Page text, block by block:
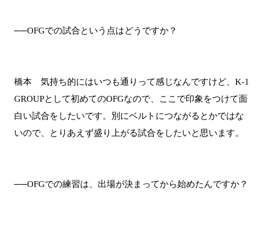
──OFGでの試合という点はどうですか？
橋本 気持ち的にはいつも通りって感じなんですけど、K-1
GROUPとして初めてのOFGなので、ここで印象をつけて面
白い試合をしたいです。別にベルトにつながるとかではな
いので、とりあえず盛り上がる試合をしたいと思います。
──OFGでの練習は、出場が決まってから始めたんですか？